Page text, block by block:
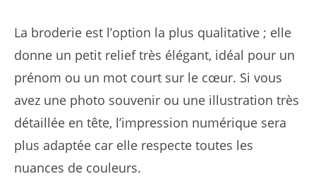
La broderie est l’option la plus qualitative ; elle
donne un petit relief très élégant, idéal pour un
prénom ou un mot court sur le cœur. Si vous
avez une photo souvenir ou une illustration très
détaillée en tête, l’impression numérique sera
plus adaptée car elle respecte toutes les
nuances de couleurs.